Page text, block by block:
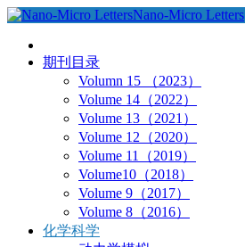
Nano-Micro Letters
期刊目录
Volumn 15 （2023）
Volume 14（2022）
Volume 13（2021）
Volume 12（2020）
Volume 11（2019）
Volume10（2018）
Volume 9（2017）
Volume 8（2016）
化学科学